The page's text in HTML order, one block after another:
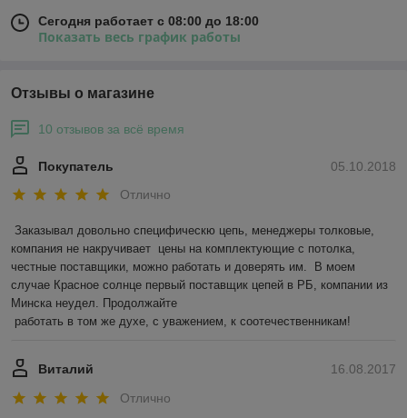
Сегодня работает с 08:00 до 18:00
Показать весь график работы
Отзывы о магазине
10 отзывов за всё время
05.10.2018
Покупатель
Отлично
Заказывал довольно специфическю цепь, менеджеры толковые,
компания не накручивает  цены на комплектующие с потолка,
честные поставщики, можно работать и доверять им.  В моем
случае Красное солнце первый поставщик цепей в РБ, компании из
Минска неудел. Продолжайте
работать в том же духе, с уважением, к соотечественникам!
16.08.2017
Виталий
Отлично